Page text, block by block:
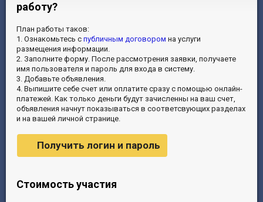
работу?
План работы таков:
1. Ознакомьтесь с публичным договором на услуги
размещения информации.
2. Заполните форму. После рассмотрения заявки, получаете
имя пользователя и пароль для входа в систему.
3. Добавьте объявления.
4. Выпишите себе счет или оплатите сразу с помощью онлайн-
платежей. Как только деньги будут зачисленны на ваш счет,
объявления начнут показываться в соответсвующих разделах
и на вашей личной странице.
Получить логин и пароль
Стоимость участия